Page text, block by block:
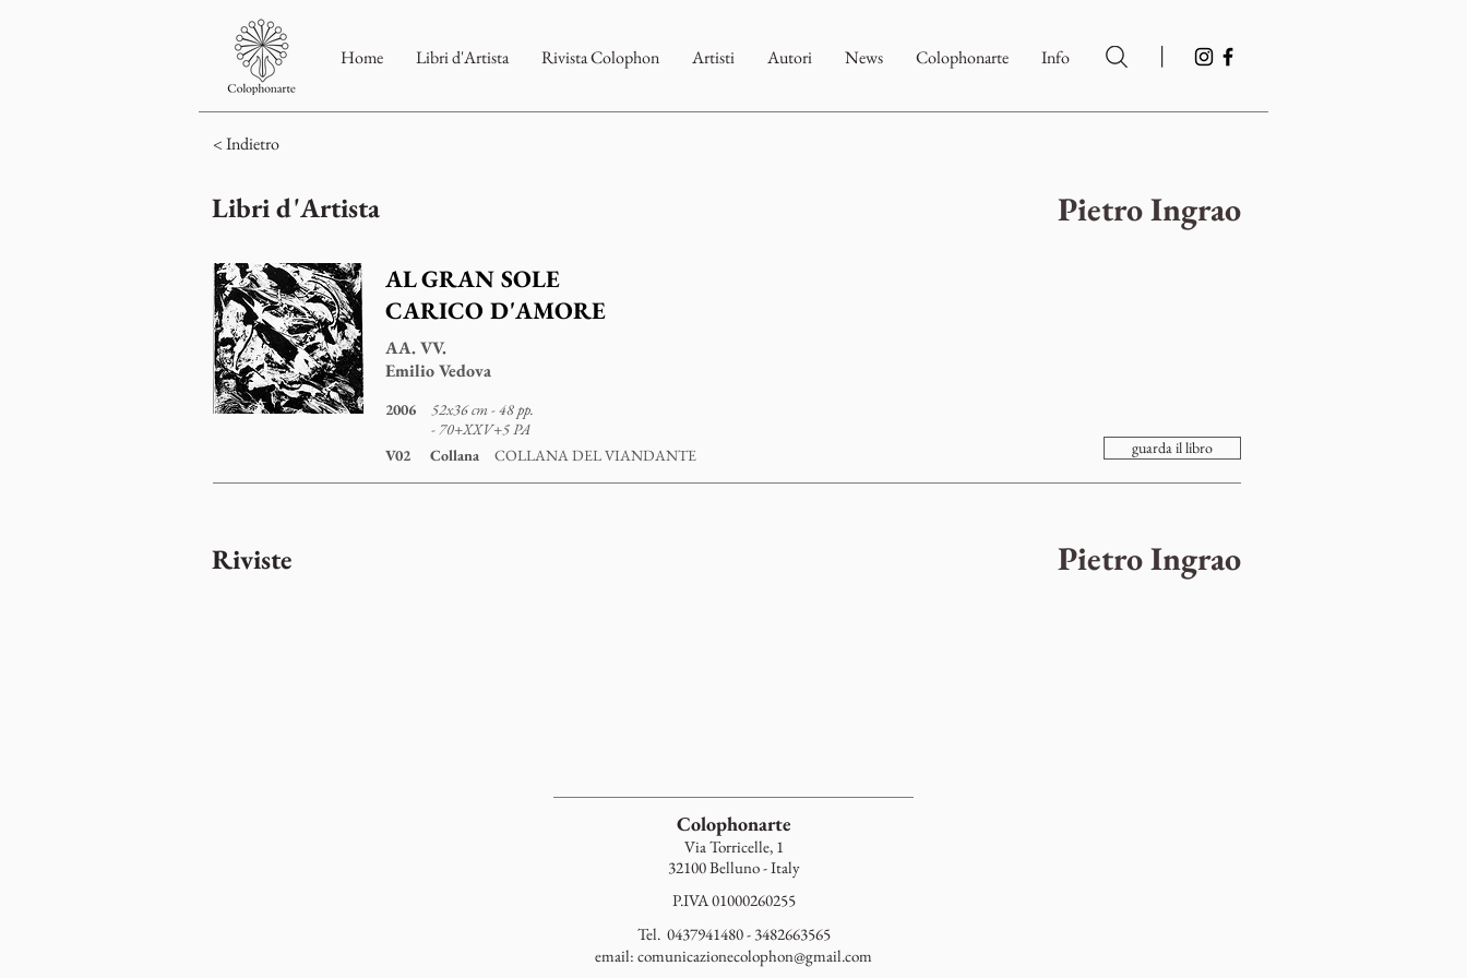
Home Libri d'Artista Rivista Colophon Artisti Autori News Colophonarte Info |
< Indietro
Pietro Ingrao
Libri d'Artista
AL GRAN SOLE
CARICO D'AMORE
AA. VV.
Emilio Vedova
2006
52x36 cm - 48 pp.
- 70+XXV+5 PA
V02
Collana COLLANA DEL VIANDANTE guarda il libro
Riviste Pietro Ingrao
Colophonarte
Via Torricelle, 1
32100 Belluno - Italy
P.IVA 01000260255
Tel. 0437941480 - 3482663565
email: comunicazionecolophon@gmail.com